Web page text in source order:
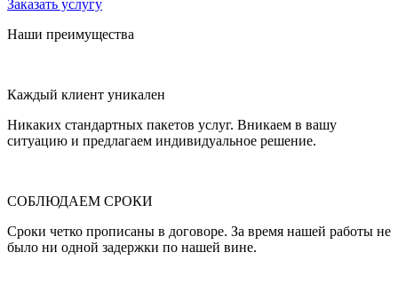
Заказать услугу
Наши преимущества
Каждый клиент уникален
Никаких стандартных пакетов услуг. Вникаем в вашу
ситуацию и предлагаем индивидуальное решение.
СОБЛЮДАЕМ СРОКИ
Сроки четко прописаны в договоре. За время нашей работы не
было ни одной задержки по нашей вине.